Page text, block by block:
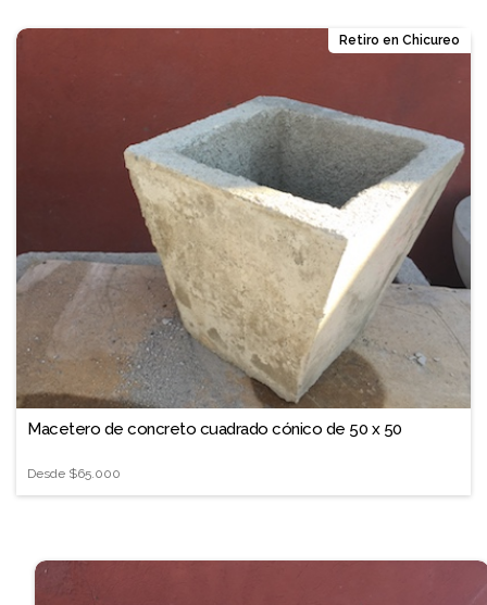
Retiro en Chicureo
Macetero de concreto cuadrado cónico de 50 x 50
Desde $65.000